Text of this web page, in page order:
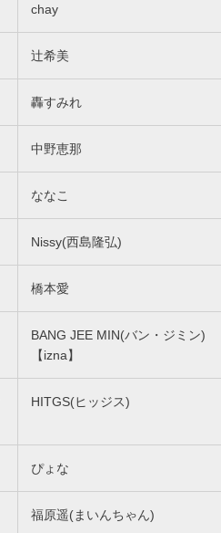
chay
辻希美
轟すみれ
中野恵那
ななこ
Nissy(西島隆弘)
橋本愛
BANG JEE MIN(バン・ジミン)
【izna】
HITGS(ヒッジス)
ぴょな
福原遥(まいんちゃん)